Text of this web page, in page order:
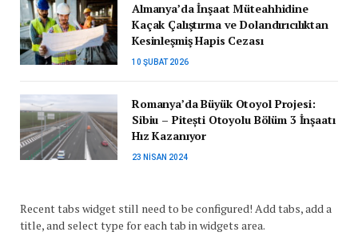
Almanya’da İnşaat Müteahhidine
Kaçak Çalıştırma ve Dolandırıcılıktan
Kesinleşmiş Hapis Cezası
10 ŞUBAT 2026
Romanya’da Büyük Otoyol Projesi:
Sibiu – Pitești Otoyolu Bölüm 3 İnşaatı
Hız Kazanıyor
23 NISAN 2024
Recent tabs widget still need to be configured! Add tabs, add a
title, and select type for each tab in widgets area.